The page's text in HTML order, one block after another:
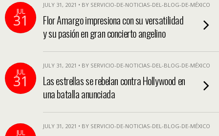
JUL
31
JULY 31, 2021 • BY SERVICIO-DE-NOTICIAS-DEL-BLOG-DE-MÉXICO
Flor Amargo impresiona con su versatilidad
y su pasión en gran concierto angelino
JUL
31
JULY 31, 2021 • BY SERVICIO-DE-NOTICIAS-DEL-BLOG-DE-MÉXICO
Las estrellas se rebelan contra Hollywood en
una batalla anunciada
JUL
JULY 31, 2021 • BY SERVICIO-DE-NOTICIAS-DEL-BLOG-DE-MÉXICO